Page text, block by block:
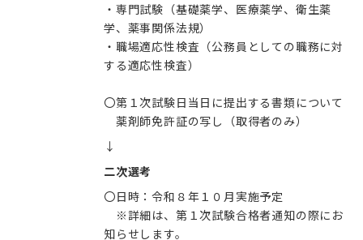
・専門試験（基礎薬学、医療薬学、衛生薬
学、薬事関係法規）
・職場適応性検査（公務員としての職務に対
する適応性検査）
〇第１次試験日当日に提出する書類について
薬剤師免許証の写し（取得者のみ）
↓
二次選考
〇日時：令和８年１０月実施予定
※詳細は、第１次試験合格者通知の際にお
知らせします。